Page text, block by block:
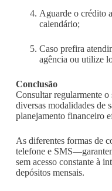
Aguarde o crédito
calendário;
Caso prefira
agência ou utilize
Conclusão
Consultar regularmente
diversas modalidades de
planejamento financeiro
As diferentes formas de
telefone e
sem acesso constante à
depósitos mensais.